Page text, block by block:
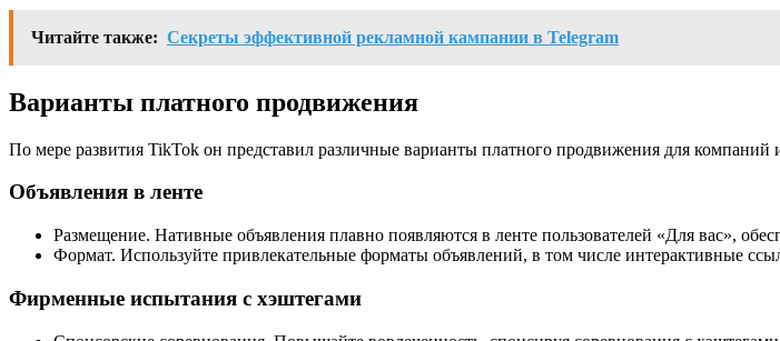
Читайте также: Секреты эффективной рекламной кампании в Telegram
Варианты платного продвижения
По мере развития TikTok он представил различные варианты платного продвижения для компаний
Объявления в ленте
Размещение. Нативные объявления плавно появляются в ленте пользователей «Для вас»,
Формат. Используйте привлекательные форматы объявлений, в том числе интерактивные
Фирменные испытания с хэштегами